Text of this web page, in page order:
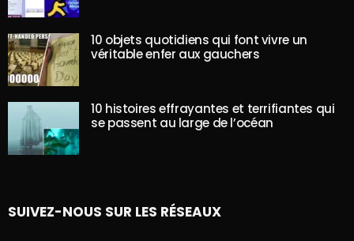
10 objets quotidiens qui font vivre un
véritable enfer aux gauchers
10 histoires effrayantes et terrifiantes qui
se passent au large de l’océan
SUIVEZ-NOUS SUR LES RÉSEAUX